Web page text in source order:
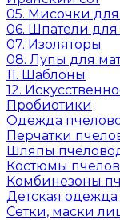
05. Мисочки
06. Шпатели
07. Изоляторы
08. Лупы для
11. Шаблоны
12.
Пробиотики
Одежда
Перчатки
Шляпы
Костюмы
Комбинезоны
Детская одежда
Сетки, маски